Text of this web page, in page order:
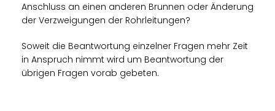
Anschluss an einen anderen Brunnen oder Änderung
der Verzweigungen der Rohrleitungen?
Soweit die Beantwortung einzelner Fragen mehr Zeit
in Anspruch nimmt wird um Beantwortung der
übrigen Fragen vorab gebeten.